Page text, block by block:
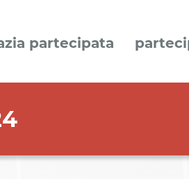
partecipata